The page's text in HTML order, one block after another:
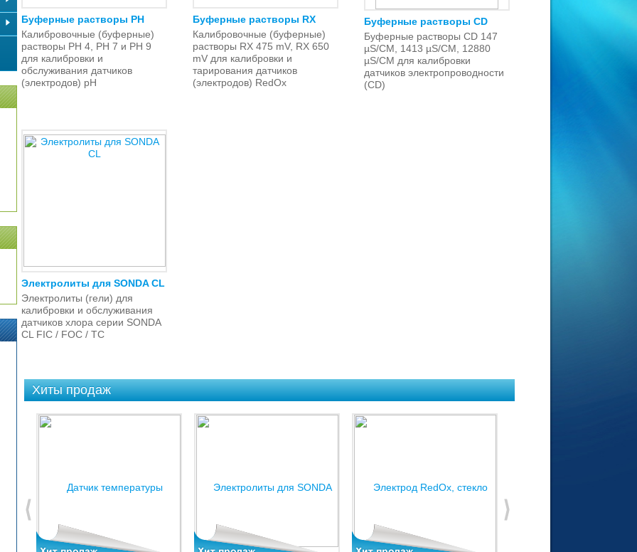
Буферные растворы PH
Калибровочные (буферные)
растворы PH 4, PH 7 и PH 9
для калибровки и
обслуживания датчиков
(электродов) pH
Буферные растворы RX
Калибровочные (буферные)
растворы RX 475 mV, RX 650
mV для калибровки и
тарирования датчиков
(электродов) RedOx
Буферные растворы CD
Буферные растворы CD 147
µS/CM, 1413 µS/CM, 12880
µS/CM для калибровки
датчиков электропроводности
(CD)
Электролиты для SONDA CL
Электролиты (гели) для
калибровки и обслуживания
датчиков хлора серии SONDA
CL FIC / FOC / TC
Хиты продаж